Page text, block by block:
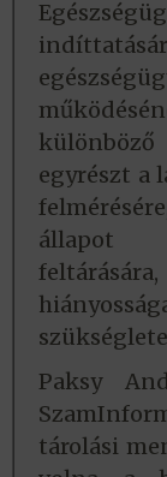
egyrészt a
állapot
Paksy
tárolási